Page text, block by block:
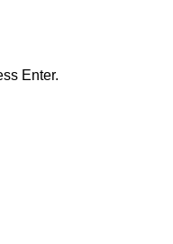
Enter.